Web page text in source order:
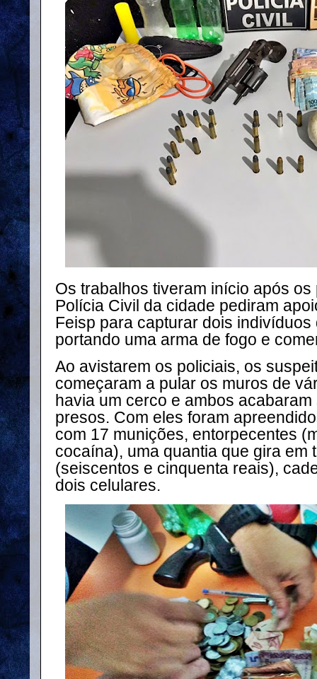
Os trabalhos tiveram início após
Polícia Civil da cidade pediram
Feisp para capturar dois indivíduos
portando uma arma de fogo e
Ao avistarem os policiais, os
começaram a pular os muros de
havia um cerco e ambos
presos. Com eles foram
com 17 munições, entorpecentes
cocaína), uma quantia que gira em
(seiscentos e cinquenta reais),
dois celulares.